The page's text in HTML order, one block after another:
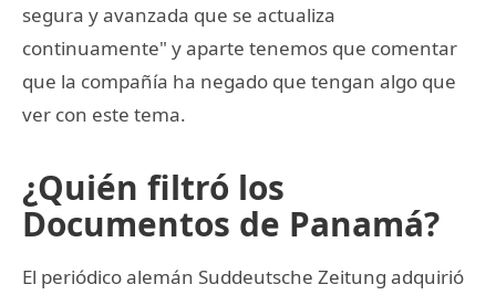
segura y avanzada que se actualiza
continuamente" y aparte tenemos que comentar
que la compañía ha negado que tengan algo que
ver con este tema.
¿Quién filtró los
Documentos de Panamá?
El periódico alemán Suddeutsche Zeitung adquirió